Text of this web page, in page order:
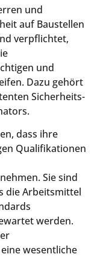
und
auf Baustellen
verpflichtet,
und
Dazu gehört
Sicherheits-
dass ihre
Qualifikationen
Sie sind
die Arbeitsmittel
werden.
wesentliche